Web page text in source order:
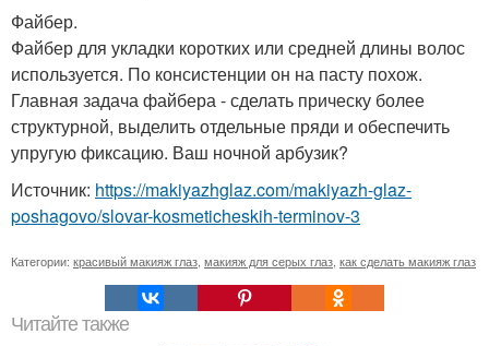
Файбер.
Файбер для укладки коротких или средней длины волос
используется. По консистенции он на пасту похож.
Главная задача файбера - сделать прическу более
структурной, выделить отдельные пряди и обеспечить
упругую фиксацию. Ваш ночной арбузик?
Источник: https://makiyazhglaz.com/makiyazh-glaz-
poshagovo/slovar-kosmeticheskih-terminov-3
Категории: красивый макияж глаз макияж для серых глаз как сделать макияж глаз
Читайте также